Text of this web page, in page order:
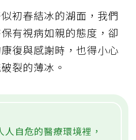
初春結冰的湖面，我們
有視病如親的態度，卻
復與感謝時，也得小心
裂的薄冰。
自危的醫療環境裡，